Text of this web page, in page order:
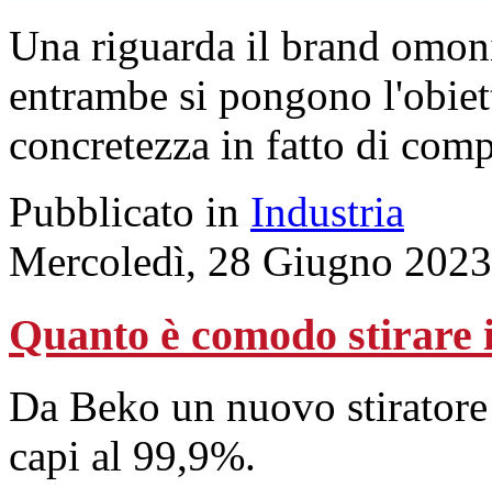
Una riguarda il brand
entrambe si pongono
concretezza in fatto di
Pubblicato in Industria
Mercoledì, 28 Giugno
Quanto è comodo
Da Beko un nuovo
capi al 99,9%.